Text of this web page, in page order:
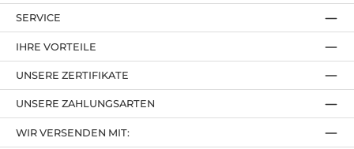
IHRE VORTEILE
UNSERE ZAHLUNGSARTEN
UNSERE ZERTIFIKATE
SERVICE
WIR VERSENDEN MIT: